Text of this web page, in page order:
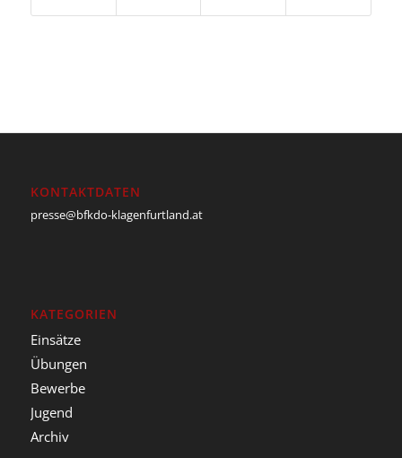
KONTAKTDATEN
presse@bfkdo-klagenfurtland.at
KATEGORIEN
Einsätze
Übungen
Bewerbe
Jugend
Archiv